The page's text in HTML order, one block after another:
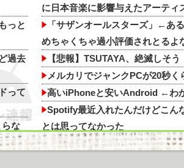
でOK♪
ｗｗｗｗｗｗｗｗｗｗｗｗｗｗｗｗ
っと
過去
って
らな
に日本音楽に影響与えたアーティ
「サザンオールスターズ」←あ
めちゃくちゃ過小評価されとるよ
【悲報】TSUTAYA、絶滅しそう
メルカリでジャンクPCが20秒く
高いiPhoneと安いAndroid ←わ
Spotify最近入れたんだけどこん
とは思ってなかった
【悲報】Googleのエンジニア「